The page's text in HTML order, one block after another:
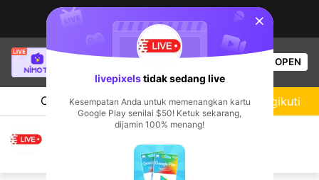
NMstrawberry
sedang siaran langsung!
OPEN
Chat Streamer
Lets Fight For Survival....
Mengikuti
sentinelStart
livepixelstidak sedang live
Kesempatan Anda untuk memenangkan kartu
Google Play senilai $50! Ketuk sekarang,
dijamin 100% menang!